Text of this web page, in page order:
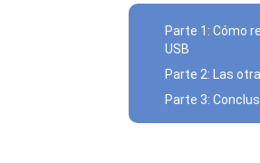
Parte 1: Cómo
USB
Parte 2: Las
Parte 3: